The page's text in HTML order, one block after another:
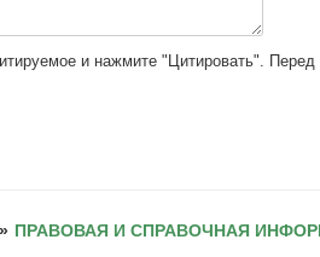
и нажмите "Цитировать".
» ПРАВОВАЯ И СПРАВОЧНАЯ